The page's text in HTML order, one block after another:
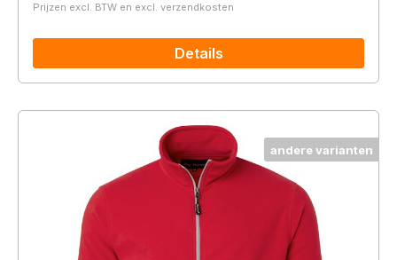
Prijzen excl. BTW en excl. verzendkosten
Details
andere varianten